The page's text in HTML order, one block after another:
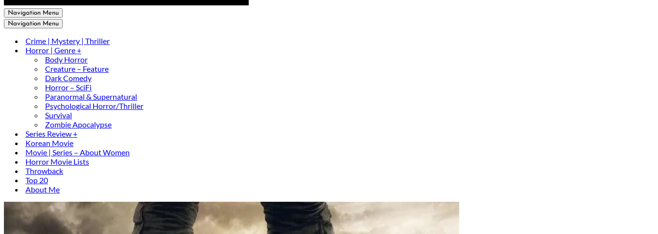
Navigation Menu
Navigation Menu
Crime | Mystery | Thriller
Horror | Genre +
Body Horror
Creature – Feature
Dark Comedy
Horror – SciFi
Paranormal & Supernatural
Psychological Horror/Thriller
Survival
Zombie Apocalypse
Series Review +
Korean Movie
Movie | Series – About Women
Horror Movie Lists
Throwback
Top 20
About Me